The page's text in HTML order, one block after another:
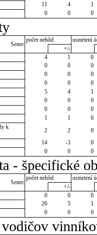
11 4
1
0 0 0
Senec
počet nehôd
usmrtení
+/-
4 1
0
0 0
0
0 0
0
0 0
0
5 4
1
0 0
0
0 0
0
1 1
0
k
2 2
0
14 -3
0
0 0 0
- špecifické
Senec
počet nehôd
usmrtení
+/-
0 0
0
26 5
1
0 0 0